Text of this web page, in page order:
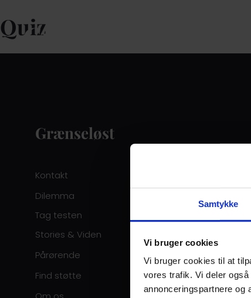
Samtykke
Vi bruger cookies
Vi bruger cookies til at
vores trafik. Vi deler
annonceringspartnere og
Quiz
Grænseløst
Kontakt
Dilemma
Tag testen
Stories & Viden
Pårørende
Find støtte